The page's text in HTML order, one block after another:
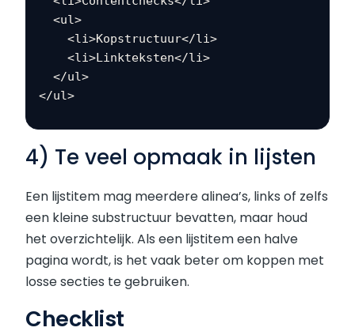
  <ul>
    <li>Kopstructuur</li>
    <li>Linkteksten</li>
  </ul>
4) Te veel opmaak in lijsten
Een lijstitem mag meerdere alinea’s, links of zelfs
een kleine substructuur bevatten, maar houd
het overzichtelijk. Als een lijstitem een halve
pagina wordt, is het vaak beter om koppen met
losse secties te gebruiken.
Checklist